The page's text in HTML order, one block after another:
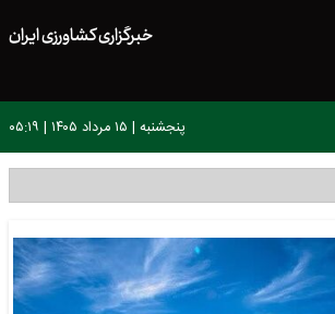
خبرگزاری کشاورزی ایران
پنجشنبه | ۱۵ مرداد ۱۴۰۵ | ۰۵:۱۹